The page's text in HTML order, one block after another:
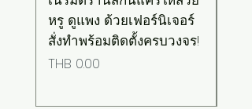
หรู ดูแพง ด้วยเฟอร์นิเจอร์
สั่งทำพร้อมติดตั้งครบวงจร!
Price
THB 0.00